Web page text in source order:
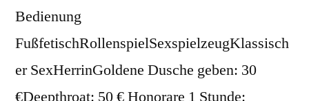
Bedienung
FußfetischRollenspielSexspielzeugKlassisch
er SexHerrinGoldene Dusche geben: 30
€Deepthroat: 50 € Honorare 1 Stunde: